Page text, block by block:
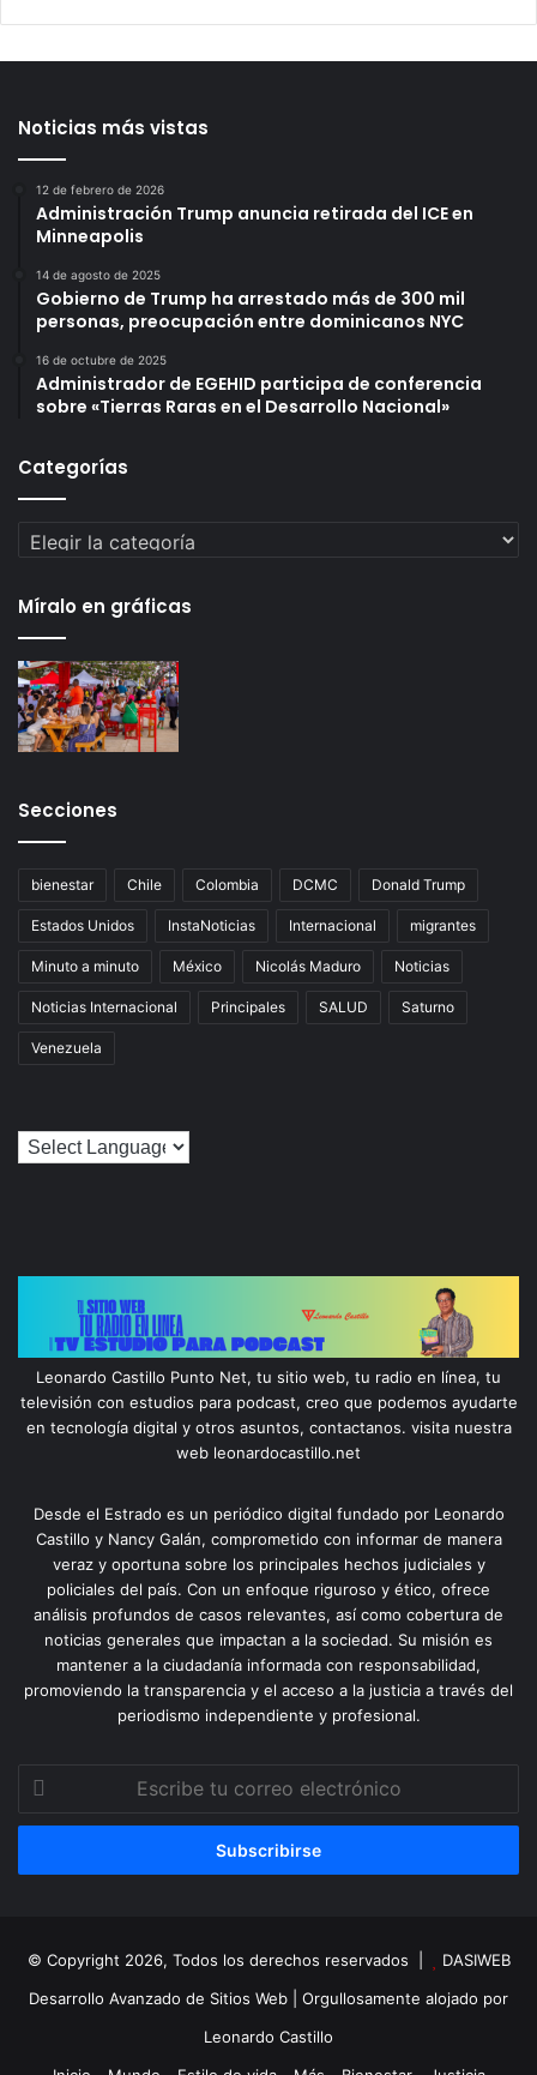
Noticias más vistas
12 de febrero de 2026
Administración Trump anuncia retirada del ICE en
Minneapolis
14 de agosto de 2025
Gobierno de Trump ha arrestado más de 300 mil
personas, preocupación entre dominicanos NYC
16 de octubre de 2025
Administrador de EGEHID participa de conferencia
sobre «Tierras Raras en el Desarrollo Nacional»
Categorías
Categorías
Míralo en gráficas
Secciones
bienestar Chile Colombia DCMC Donald Trump
Estados Unidos InstaNoticias Internacional migrantes
Minuto a minuto México Nicolás Maduro Noticias
Noticias Internacional Principales SALUD Saturno
Venezuela
Leonardo Castillo Punto Net, tu sitio web, tu radio en línea, tu
televisión con estudios para podcast, creo que podemos ayudarte
en tecnología digital y otros asuntos, contactanos. visita nuestra
web leonardocastillo.net
Desde el Estrado es un periódico digital fundado por Leonardo
Castillo y Nancy Galán, comprometido con informar de manera
veraz y oportuna sobre los principales hechos judiciales y
policiales del país. Con un enfoque riguroso y ético, ofrece
análisis profundos de casos relevantes, así como cobertura de
noticias generales que impactan a la sociedad. Su misión es
mantener a la ciudadanía informada con responsabilidad,
promoviendo la transparencia y el acceso a la justicia a través del
periodismo independiente y profesional.
correo
© Copyright 2026, Todos los derechos reservados |
DASIWEB
Desarrollo Avanzado de Sitios Web | Orgullosamente alojado por
Leonardo Castillo